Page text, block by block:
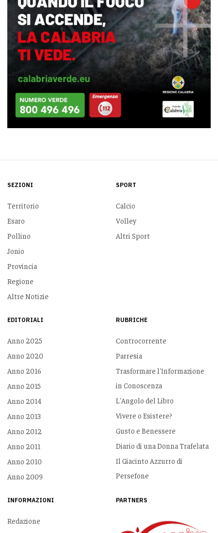
SEZIONI
Territorio
Esaro
Pollino
Jonio
Provincia
Regione
Altre Notizie
SPORT
Calcio
Volley
Altri Sport
EDITORIALI
Anno 2025
Anno 2020
Anno 2016
Anno 2015
Anno 2014
Anno 2013
Anno 2012
Anno 2011
Anno 2010
Anno 2009
RUBRICHE
Controcorrente
Parresia
Trasformare l'Informazione
in Conoscenza
L'Angolo del Libro
Vivere o Esistere?
Gusto e Benessere
Diario di una Donna Trafelata
Il Giacinto Azzurro di
Persefone
INFORMAZIONI
Redazione
PARTNERS